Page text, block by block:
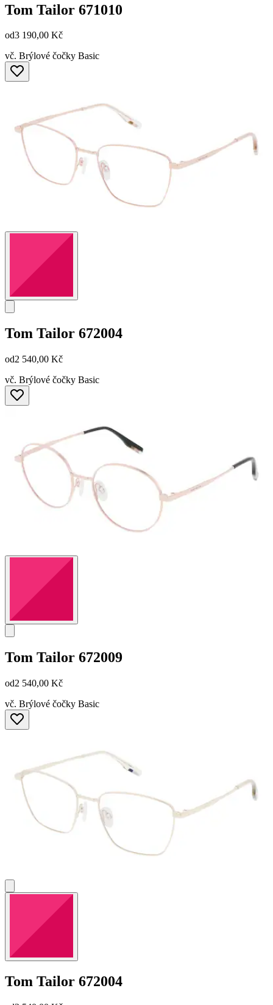
Tom Tailor 671010
od3 190,00 Kč
vč. Brýlové čočky Basic
Tom Tailor 672004
od2 540,00 Kč
vč. Brýlové čočky Basic
Tom Tailor 672009
od2 540,00 Kč
vč. Brýlové čočky Basic
Tom Tailor 672004